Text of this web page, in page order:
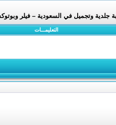
وتجميل في السعودية – فيلر
التعليمـــات